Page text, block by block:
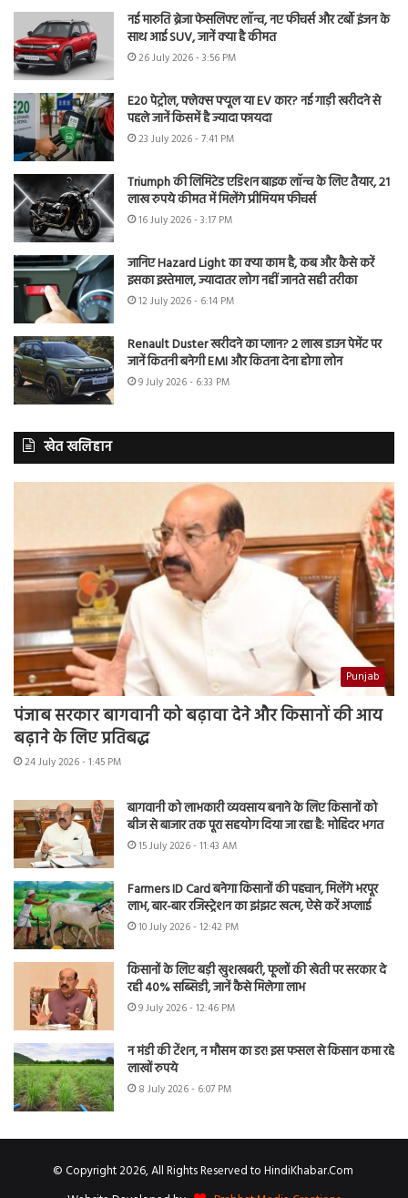
नई मारुति ब्रेजा फेसलिफ्ट लॉन्च, नए फीचर्स और टर्बो इंजन के
साथ आई SUV, जानें क्या है कीमत
26 July 2026 - 3:56 PM
E20 पेट्रोल, फ्लेक्स फ्यूल या EV कार? नई गाड़ी खरीदने से
पहले जानें किसमें है ज्यादा फायदा
23 July 2026 - 7:41 PM
Triumph की लिमिटेड एडिशन बाइक लॉन्च के लिए तैयार, 21
लाख रुपये कीमत में मिलेंगे प्रीमियम फीचर्स
16 July 2026 - 3:17 PM
जानिए Hazard Light का क्या काम है, कब और कैसे करें
इसका इस्तेमाल, ज्यादातर लोग नहीं जानते सही तरीका
12 July 2026 - 6:14 PM
Renault Duster खरीदने का प्लान? 2 लाख डाउन पेमेंट पर
जानें कितनी बनेगी EMI और कितना देना होगा लोन
9 July 2026 - 6:33 PM
खेत खलिहान
Punjab
पंजाब सरकार बागवानी को बढ़ावा देने और किसानों की आय
बढ़ाने के लिए प्रतिबद्ध
24 July 2026 - 1:45 PM
बागवानी को लाभकारी व्यवसाय बनाने के लिए किसानों को
बीज से बाजार तक पूरा सहयोग दिया जा रहा है: मोहिंदर भगत
15 July 2026 - 11:43 AM
Farmers ID Card बनेगा किसानों की पहचान, मिलेंगे भरपूर
लाभ, बार-बार रजिस्ट्रेशन का झंझट खत्म, ऐसे करें अप्लाई
10 July 2026 - 12:42 PM
किसानों के लिए बड़ी खुशखबरी, फूलों की खेती पर सरकार दे
रही 40% सब्सिडी, जानें कैसे मिलेगा लाभ
9 July 2026 - 12:46 PM
न मंडी की टेंशन, न मौसम का डर! इस फसल से किसान कमा रहे
लाखों रुपये
8 July 2026 - 6:07 PM
© Copyright 2026, All Rights Reserved to HindiKhabar.Com